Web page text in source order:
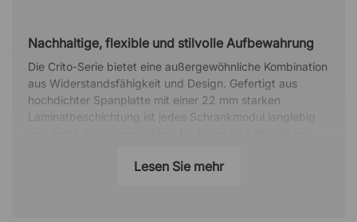
Nachhaltige, flexible und stilvolle Aufbewahrung
Die Crito-Serie bietet eine außergewöhnliche Kombination
aus Widerstandsfähigkeit und Design. Gefertigt aus
hochdichter Spanplatte mit einer 22 mm starken
Laminatbeschichtung ist jedes Schrankmodul langlebig
Lesen Sie mehr